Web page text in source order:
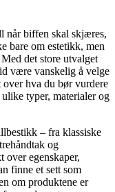
når biffen skal skjæres,
bare om estetikk, men
det store utvalget
være vanskelig å velge
hva du bør vurdere
typer, materialer og
– fra klassiske
og
over egenskaper,
finne et sett som
om produktene er